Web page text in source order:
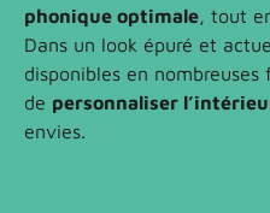
phonique optimale, tout
Dans un look épuré et
disponibles en
de personnaliser
envies.